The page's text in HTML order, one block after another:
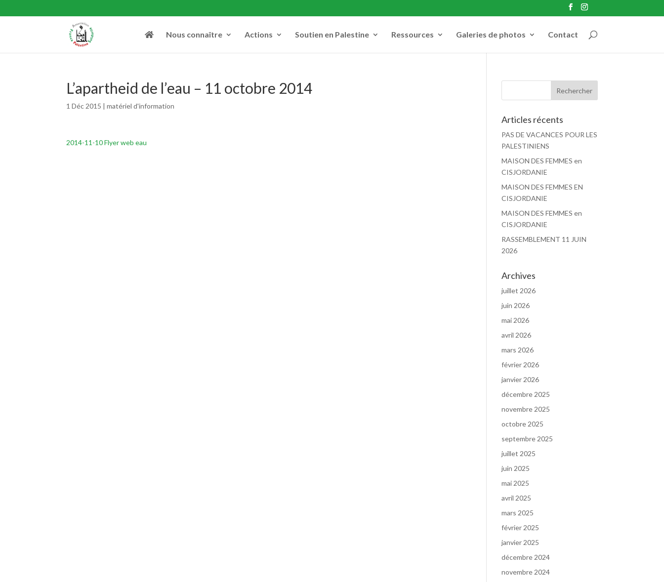
Nous connaître Actions Soutien en Palestine Ressources Galeries de photos Contact
L’apartheid de l’eau – 11 octobre 2014
1 Déc 2015 |matériel d'information
2014-11-10 Flyer web eau
Articles récents
PAS DE VACANCES POUR LES
PALESTINIENS
MAISON DES FEMMES en
CISJORDANIE
MAISON DES FEMMES EN
CISJORDANIE
MAISON DES FEMMES en
CISJORDANIE
RASSEMBLEMENT 11 JUIN
2026
Archives
juillet 2026
juin 2026
mai 2026
avril 2026
mars 2026
février 2026
janvier 2026
décembre 2025
novembre 2025
octobre 2025
septembre 2025
juillet 2025
juin 2025
mai 2025
avril 2025
mars 2025
février 2025
janvier 2025
décembre 2024
novembre 2024